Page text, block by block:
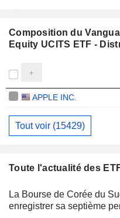
Composition du
Equity UCITS ETF -
APPLE INC.
Tout voir (15429)
Toute l'actualité des
La Bourse de Corée du
enregistrer sa septième